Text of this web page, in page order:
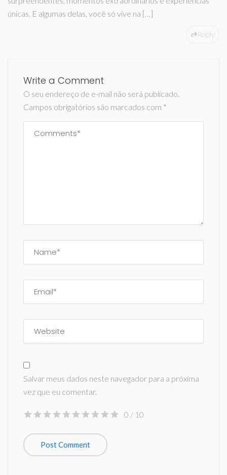
únicas. E algumas delas, você só vive na […]
Reply
Write a Comment
O seu endereço de e-mail não será publicado.
Campos obrigatórios são marcados com *
Salvar meus dados neste navegador para a próxima
vez que eu comentar.
0 / 10